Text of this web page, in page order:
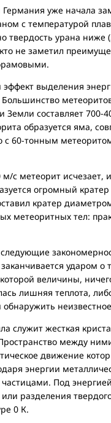
уже начала
с температурой
твердость урана ниже
не заметил
выделения
Земли составляет 700-
образуется яма,
с 60-тонным
с метеорит исчезает,
огромный
кратер
метеоритных тел:
ударом
величины,
лишняя теплота,
служит жесткая
между
движение
энергии
Под
разделения
0 К.